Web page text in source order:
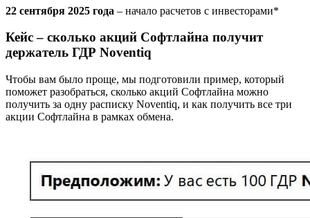
22 сентября 2025 года – начало расчетов с инвесторами*
Кейс – сколько акций Софтлайна получит
держатель ГДР Noventiq
Чтобы вам было проще, мы подготовили пример, который
поможет разобраться, сколько акций Софтлайна можно
получить за одну расписку Noventiq, и как получить все три
акции Софтлайна в рамках обмена.